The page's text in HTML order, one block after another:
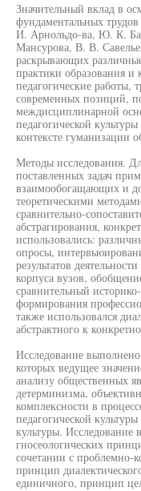
Значительный вклад в
фундаментальных
И. Арнольдо-ва, Ю. К.
Мансурова, В. В.
раскрывающих
практики образования и
педагогические работы,
современных позиций,
междисциплинарной
педагогической
контексте гуманизации
Методы исследования.
поставленных задач
взаимообогащающих и
теоретическими
сравнительно-
абстрагирования,
использовались:
опросы,
результатов
корпуса вузов,
сравнительный
формирования
также использовался
абстрактного к
Исследование
которых ведущее
анализу общественных
детерминизма,
комплексности в
педагогической
культуры. Исследование
гносеологических
сочетании с проблемно-
принцип
единичного, принцип